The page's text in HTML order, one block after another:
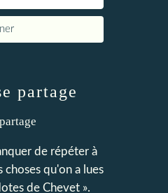
partage
de répéter à
qu'on a lues
de Chevet ».